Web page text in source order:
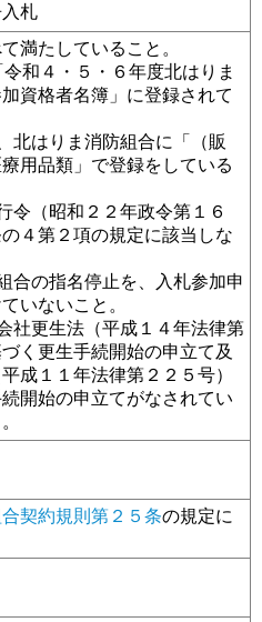
札
満たしていること。
和４・５・６年度北はりま
資格者名簿」に登録されて
北はりま消防組合に「（販
用品類」で登録をしている
令（昭和２２年政令第１６
４第２項の規定に該当しな
合の指名停止を、入札参加申
いないこと。
社更生法（平成１４年法律第
く更生手続開始の申立て及
成１１年法律第２２５号）
開始の申立てがなされてい
契約規則第２５条の規定に